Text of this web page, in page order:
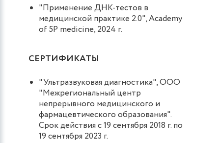
"Применение ДНК-тестов в
медицинской практике 2.0", Academy
of 5P medicine, 2024 г.
СЕРТИФИКАТЫ
"Ультразвуковая диагностика", ООО
"Межрегиональный центр
непрерывного медицинского и
фармацевтического образования".
Срок действия с 19 сентября 2018 г. по
19 сентября 2023 г.